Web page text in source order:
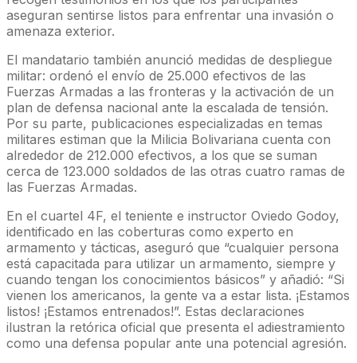
aseguran sentirse listos para enfrentar una invasión o
amenaza exterior.
El mandatario también anunció medidas de despliegue
militar: ordenó el envío de 25.000 efectivos de las
Fuerzas Armadas a las fronteras y la activación de un
plan de defensa nacional ante la escalada de tensión.
Por su parte, publicaciones especializadas en temas
militares estiman que la Milicia Bolivariana cuenta con
alrededor de 212.000 efectivos, a los que se suman
cerca de 123.000 soldados de las otras cuatro ramas de
las Fuerzas Armadas.
En el cuartel 4F, el teniente e instructor Oviedo Godoy,
identificado en las coberturas como experto en
armamento y tácticas, aseguró que “cualquier persona
está capacitada para utilizar un armamento, siempre y
cuando tengan los conocimientos básicos” y añadió: “Si
vienen los americanos, la gente va a estar lista. ¡Estamos
listos! ¡Estamos entrenados!”. Estas declaraciones
ilustran la retórica oficial que presenta el adiestramiento
como una defensa popular ante una potencial agresión.